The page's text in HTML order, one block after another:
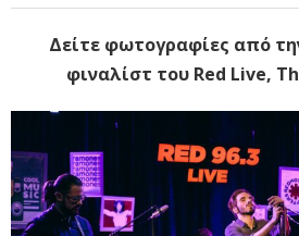
Δείτε φωτογραφίες από
φιναλίστ του Red Live,